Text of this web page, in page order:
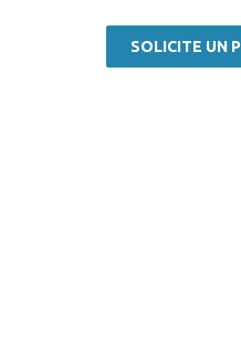
SOLICITE UN